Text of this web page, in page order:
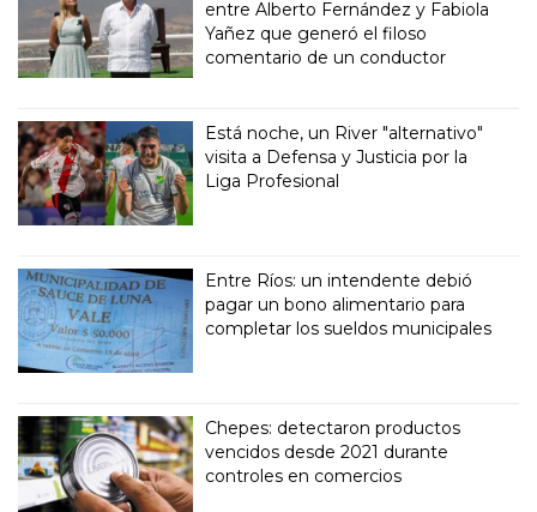
entre Alberto Fernández y Fabiola
Yañez que generó el filoso
comentario de un conductor
Está noche, un River "alternativo"
visita a Defensa y Justicia por la
Liga Profesional
Entre Ríos: un intendente debió
pagar un bono alimentario para
completar los sueldos municipales
Chepes: detectaron productos
vencidos desde 2021 durante
controles en comercios